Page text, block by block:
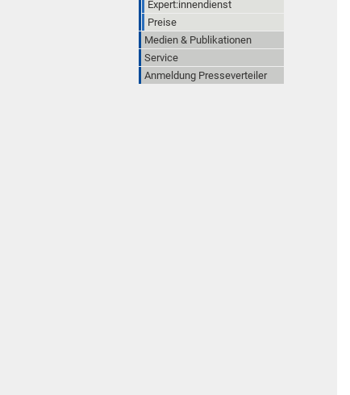
Expert:innendienst
Preise
Medien & Publikationen
Service
Anmeldung Presseverteiler